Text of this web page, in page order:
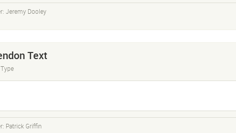
Jeremy Dooley
Text
Patrick Griffin